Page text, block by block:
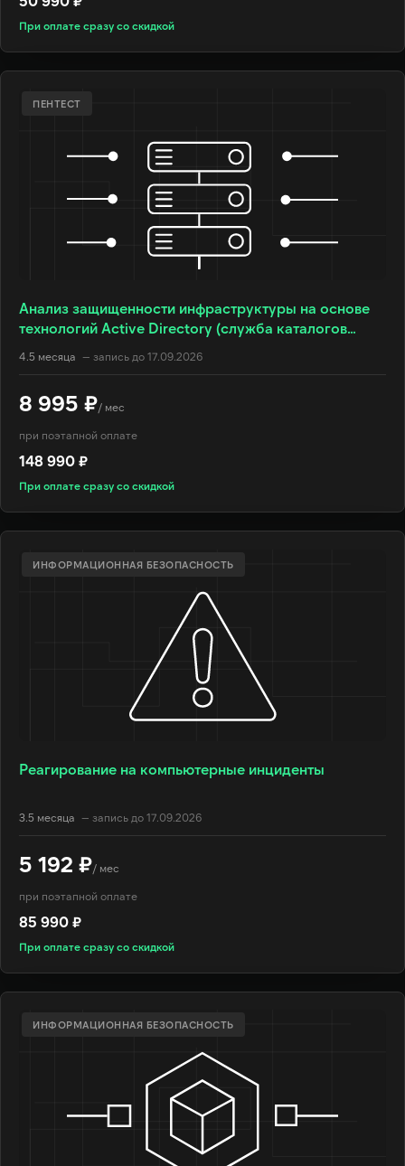
При оплате сразу со скидкой
ПЕНТЕСТ
Анализ защищенности инфраструктуры на основе
технологий Active Directory (служба каталогов
4.5 месяца — запись до 17.09.2026
8 995 ₽/ мес
при поэтапной оплате
148 990 ₽
При оплате сразу со скидкой
ИНФОРМАЦИОННАЯ БЕЗОПАСНОСТЬ
Реагирование на компьютерные инциденты
3.5 месяца — запись до 17.09.2026
5 192 ₽/ мес
при поэтапной оплате
85 990 ₽
При оплате сразу со скидкой
ИНФОРМАЦИОННАЯ БЕЗОПАСНОСТЬ